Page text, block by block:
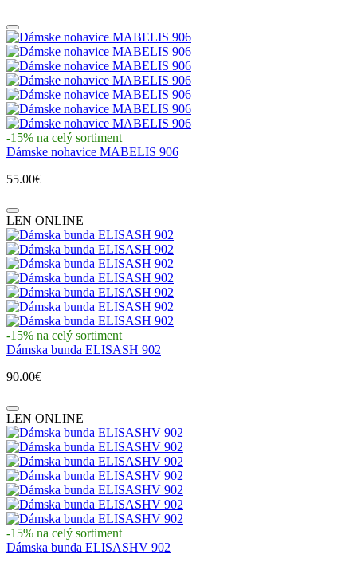
-15% na celý sortiment
Dámske nohavice MABELIS 906
55.00€
LEN ONLINE
-15% na celý sortiment
Dámska bunda ELISASH 902
90.00€
LEN ONLINE
-15% na celý sortiment
Dámska bunda ELISASHV 902